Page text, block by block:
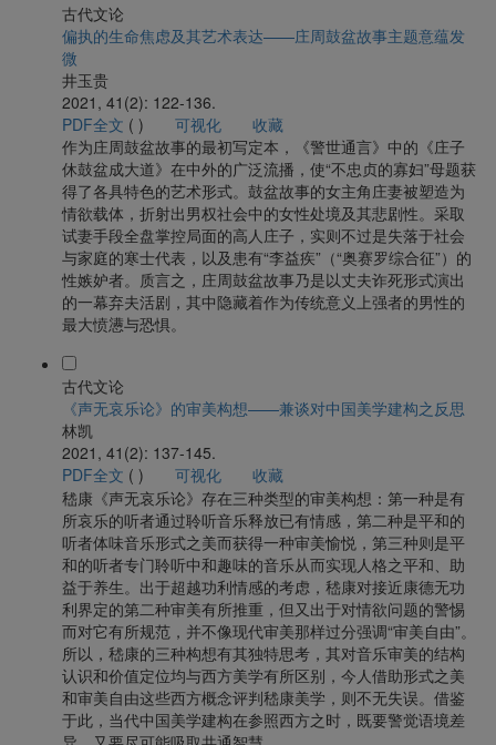
古代文论
偏执的生命焦虑及其艺术表达——庄周鼓盆故事主题意蕴发
微
井玉贵
2021, 41(2): 122-136.
PDF全文 ( ) 可视化
收藏
作为庄周鼓盆故事的最初写定本，《警世通言》中的《庄子
休鼓盆成大道》在中外的广泛流播，使“不忠贞的寡妇”母题获
得了各具特色的艺术形式。鼓盆故事的女主角庄妻被塑造为
情欲载体，折射出男权社会中的女性处境及其悲剧性。采取
试妻手段全盘掌控局面的高人庄子，实则不过是失落于社会
与家庭的寒士代表，以及患有“李益疾”（“奥赛罗综合征”）的
性嫉妒者。质言之，庄周鼓盆故事乃是以丈夫诈死形式演出
的一幕弃夫活剧，其中隐藏着作为传统意义上强者的男性的
最大愤懑与恐惧。
古代文论
《声无哀乐论》的审美构想——兼谈对中国美学建构之反思
林凯
2021, 41(2): 137-145.
PDF全文 ( ) 可视化
收藏
嵇康《声无哀乐论》存在三种类型的审美构想：第一种是有
所哀乐的听者通过聆听音乐释放已有情感，第二种是平和的
听者体味音乐形式之美而获得一种审美愉悦，第三种则是平
和的听者专门聆听中和趣味的音乐从而实现人格之平和、助
益于养生。出于超越功利情感的考虑，嵇康对接近康德无功
利界定的第二种审美有所推重，但又出于对情欲问题的警惕
而对它有所规范，并不像现代审美那样过分强调“审美自由”。
所以，嵇康的三种构想有其独特思考，其对音乐审美的结构
认识和价值定位均与西方美学有所区别，今人借助形式之美
和审美自由这些西方概念评判嵇康美学，则不无失误。借鉴
于此，当代中国美学建构在参照西方之时，既要警觉语境差